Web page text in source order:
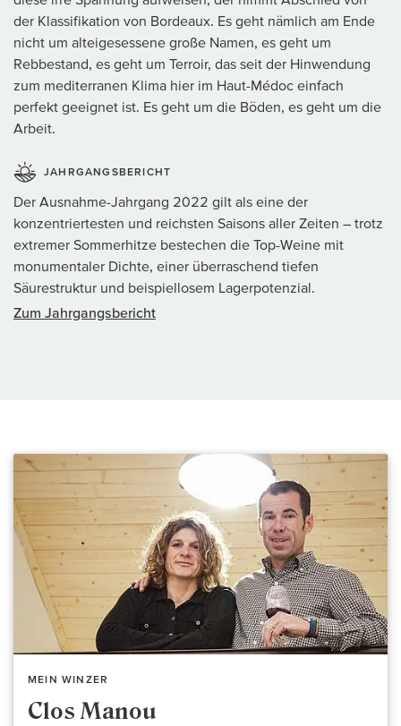
der Klassifikation von Bordeaux. Es geht nämlich am Ende
nicht um alteigesessene große Namen, es geht um
Rebbestand, es geht um Terroir, das seit der Hinwendung
zum mediterranen Klima hier im Haut-Médoc einfach
perfekt geeignet ist. Es geht um die Böden, es geht um die
Arbeit.
JAHRGANGSBERICHT
Der Ausnahme-Jahrgang 2022 gilt als eine der
konzentriertesten und reichsten Saisons aller Zeiten – trotz
extremer Sommerhitze bestechen die Top-Weine mit
monumentaler Dichte, einer überraschend tiefen
Säurestruktur und beispiellosem Lagerpotenzial.
Zum Jahrgangsbericht
MEIN WINZER
Clos Manou